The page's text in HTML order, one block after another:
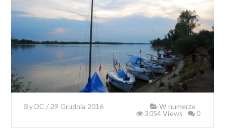
By DC /29 Grudnia 2016
W numerze
3054 Views
0